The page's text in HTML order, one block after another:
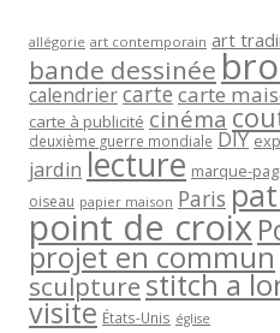
allégorie art contemporain art
bande dessinée
calendriercartecarte
carte à publicité cinéma
deuxième guerre mondiale DIY
jardin lecture marque-
oiseau papier maison Paris
point de croix
projet en commun
sculpturestitch a
visite États-Unis église